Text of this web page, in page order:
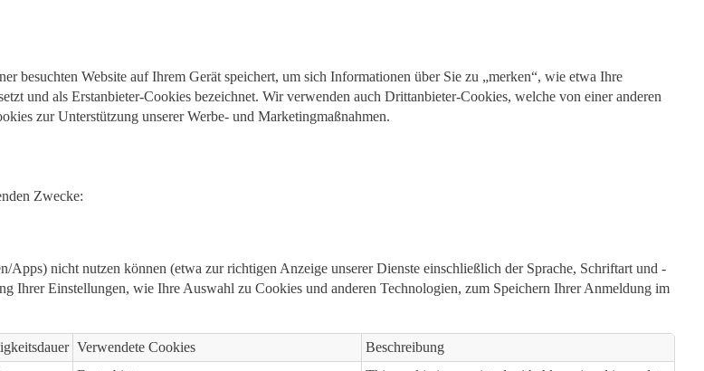
besuchten Website auf Ihrem Gerät speichert, um sich Informationen über Sie zu „merken“, wie etwa Ihre
und als Erstanbieter-Cookies bezeichnet. Wir verwenden auch Drittanbieter-Cookies, welche von einer anderen
zur Unterstützung unserer Werbe- und Marketingmaßnahmen.
Zwecke:
Apps) nicht nutzen können (etwa zur richtigen Anzeige unserer Dienste einschließlich der Sprache, Schriftart und -
Ihrer Einstellungen, wie Ihre Auswahl zu Cookies und anderen Technologien, zum Speichern Ihrer Anmeldung im
Verwendete Cookies
Beschreibung